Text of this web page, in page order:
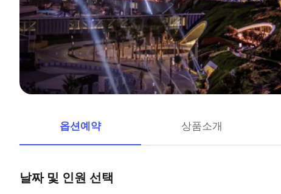
옵션예약 상품소개
날짜 및 인원 선택